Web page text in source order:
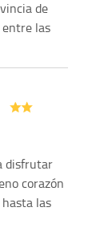
de
entre las
disfrutar
corazón
las